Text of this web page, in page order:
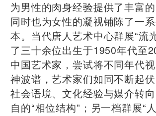
为男性的肉身经验提供了丰富的
同时也为女性的凝视铺陈了一
本。当代唐人艺术中心群展“流
了三十余位出生于1950年代至
中国艺术家，尝试将不同年代
神波谱，艺术家们如同不断起
社会语境、文化经验与媒介转
自的“相位结构”；另一档群展“